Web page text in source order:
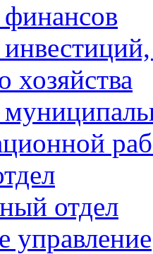
хозяйства
отдел
управление